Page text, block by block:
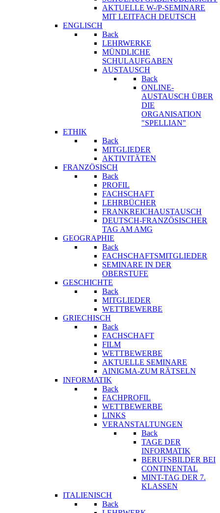
AKTUELLE W-/P-SEMINARE
MIT LEITFACH DEUTSCH
ENGLISCH
Back
LEHRWERKE
MÜNDLICHE
SCHULAUFGABEN
AUSTAUSCH
Back
ONLINE-
AUSTAUSCH ÜBER
DIE
ORGANISATION
"SPELLIAN"
ETHIK
Back
MITGLIEDER
AKTIVITÄTEN
FRANZÖSISCH
Back
PROFIL
FACHSCHAFT
LEHRBÜCHER
FRANKREICHAUSTAUSCH
DEUTSCH-FRANZÖSISCHER
TAG AM AMG
GEOGRAPHIE
Back
FACHSCHAFTSMITGLIEDER
SEMINARE IN DER
OBERSTUFE
GESCHICHTE
Back
MITGLIEDER
WETTBEWERBE
GRIECHISCH
Back
FACHSCHAFT
FILM
WETTBEWERBE
AKTUELLE SEMINARE
AINIGMA-ZUM RÄTSELN
INFORMATIK
Back
FACHPROFIL
WETTBEWERBE
LINKS
VERANSTALTUNGEN
Back
TAGE DER
INFORMATIK
BERUFSBILDER BEI
CONTINENTAL
MINT-TAG DER 7.
KLASSEN
ITALIENISCH
Back